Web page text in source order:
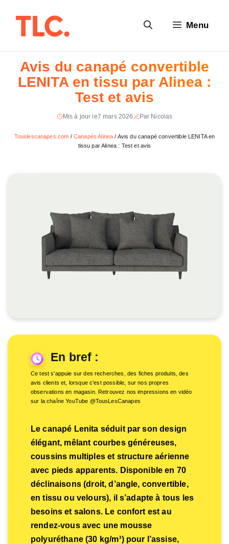
Menu
Avis du canapé convertible
LENITA en tissu par Alinea :
Test et avis
Mis à jour le7 mars 2026 Par Nicolas
Touslescanapes.com / Canapés Alinea / Avis du canapé convertible LENITA en
tissu par Alinea : Test et avis
En bref :
Ce test s'appuie sur des recherches, des fiches produits, des
avis clients et, lorsque c'est possible, sur nos propres
observations en magasin. Retrouvez nos impressions en vidéo
sur la chaîne YouTube @TousLesCanapes
Le canapé Lenita séduit par son design
élégant, mêlant courbes généreuses,
coussins multiples et structure aérienne
avec pieds apparents. Disponible en 70
déclinaisons (droit, d’angle, convertible,
en tissu ou velours), il s’adapte à tous les
besoins et salons. Le confort est au
rendez-vous avec une mousse
polyuréthane (30 kg/m³) pour l’assise,